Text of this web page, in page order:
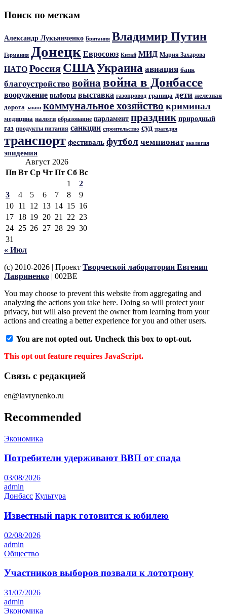
Поиск по меткам
Александр Лукьянченко Британия Владимир Путин
Германия Донецк Евросоюз Китай МИД Мария Захарова
НАТО Россия СШАУкраина авиация банк
благоустройство войнавойна в Донбассе
вооружение выборы выставка газопровод граница дети железная
дорога закон коммунальное хозяйство криминал
медицина налоги образование парламент праздник природный
газ продукты питания санкции строительство суд трагедия
транспорт фестиваль футбол чемпионат экология
эпидемия
Август 2026
Пн Вт Ср Чт Пт Сб Вс
1
2
3
4 5 6 7 8
9
10 11 12 13 14 15 16
17 18 19 20 21 22 23
24 25 26 27 28 29 30
31
« Июл
(c) 2010-2026 | Проект Творческой лаборатории Евгения
Лавриненко | 002BE
You may choose to prevent this website from aggregating and
analyzing the actions you take here. Doing so will protect your
privacy, but will also prevent the owner from learning from your
actions and creating a better experience for you and other users.
You are not opted out. Uncheck this box to opt-out.
This opt out feature requires JavaScript.
Связь с редакцией
en@lavrynenko.ru
Recommended
Экономика
Потребители удерживают ВВП от спада
03/08/2026
admin
Донбасс Культура
Известный парк готовится к юбилею
02/08/2026
admin
Общество
Участников выборов позвали к лототрону
31/07/2026
admin
Экономика